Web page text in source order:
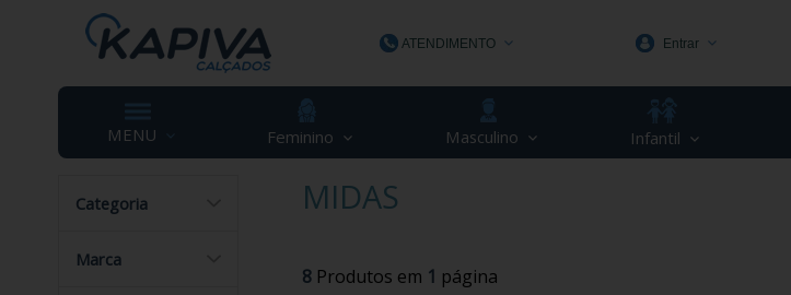
ATENDIMENTO
(48) 3623-1991
Entrar
MENU Feminino Masculino Infantil
Categoria
Marca
MIDAS
8 Produtos em 1 página